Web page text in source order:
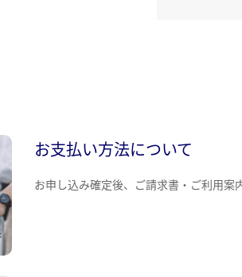
お支払い方法について
お申し込み確定後、ご請求書・ご利用案